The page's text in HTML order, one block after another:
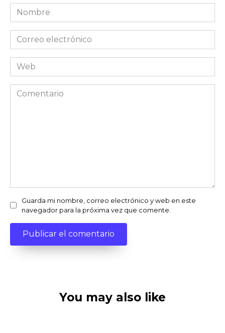
Nombre
*
Correo
electrónico
*Web
Comentario
Guarda mi nombre, correo electrónico y web en este
navegador para la próxima vez que comente.
You may also like